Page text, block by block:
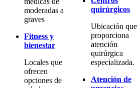
moderadas a
graves
Fitness y
bienestar
Locales que
ofrecen
opciones de
quirúrgicos
Ubicación que
proporciona
atención
quirúrgica
especializada.
Atención de